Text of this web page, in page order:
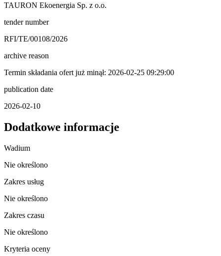
TAURON Ekoenergia Sp. z o.o.
tender number
RFI/TE/00108/2026
archive reason
Termin składania ofert już minął: 2026-02-25 09:29:00
publication date
2026-02-10
Dodatkowe informacje
Wadium
Nie określono
Zakres usług
Nie określono
Zakres czasu
Nie określono
Kryteria oceny